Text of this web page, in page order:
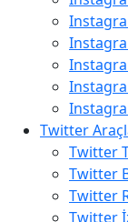
Twitter
Twitter
Twitter
Twitter
Twitter